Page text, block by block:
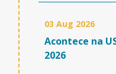
03 Aug 2026
Acontece na
2026